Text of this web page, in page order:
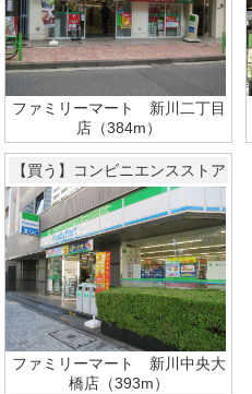
ファミリーマート 新川二丁目
店（384m）
【買う】コンビニエンスストア
ファミリーマート 新川中央大
橋店（393m）